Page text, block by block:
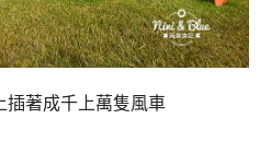
插著成千上萬隻風車